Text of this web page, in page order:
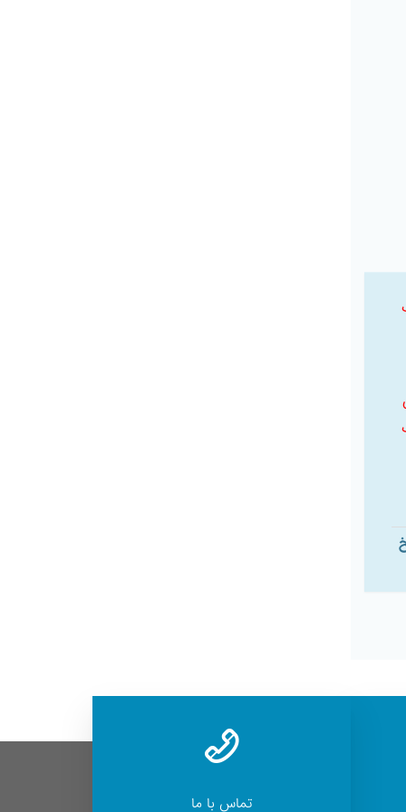
تماس با ما